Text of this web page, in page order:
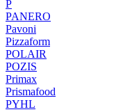
P
PANERO
Pavoni
Pizzaform
POLAIR
POZIS
Primax
Prismafood
PYHL